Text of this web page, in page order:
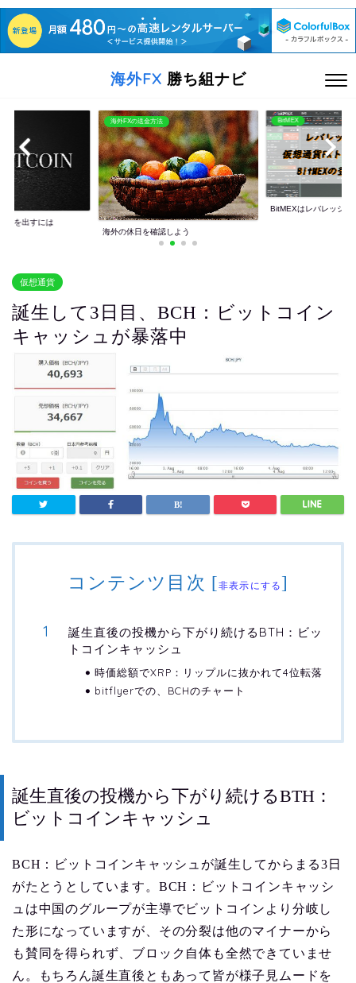
海外FX 勝ち組ナビ
益を出すには
海外FXの送金方法
海外の休日を確認しよう
BitMEX
BitMEXはレバレッジ
仮想通貨
誕生して3日目、BCH：ビットコイン
キャッシュが暴落中
コンテンツ目次 [非表示にする ]
誕生直後の投機から下がり続けるBTH：ビッ
トコインキャッシュ
時価総額でXRP：リップルに抜かれて4位転落
bitflyerでの、BCHのチャート
誕生直後の投機から下がり続けるBTH：
ビットコインキャッシュ
BCH：ビットコインキャッシュが誕生してからまる3日
がたとうとしています。BCH：ビットコインキャッシ
ュは中国のグループが主導でビットコインより分岐し
た形になっていますが、その分裂は他のマイナーから
も賛同を得られず、ブロック自体も全然できていませ
ん。もちろん誕生直後ともあって皆が様子見ムードを